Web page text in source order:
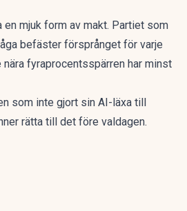
mjuk form av makt. Partiet som
befäster försprånget för varje
nära fyraprocentsspärren har minst
som inte gjort sin AI-läxa till
rätta till det före valdagen.